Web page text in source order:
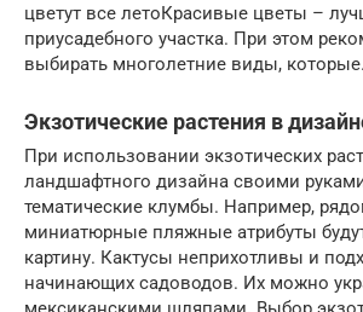
цветут все летоКрасивые цветы –
приусадебного участка. При этом
выбирать многолетние виды,
Экзотические растения в
При использовании экзотических
ландшафтного дизайна своими
тематические клумбы. Например,
миниатюрные пляжные атрибуты
картину. Кактусы неприхотливы и
начинающих садоводов. Их можно